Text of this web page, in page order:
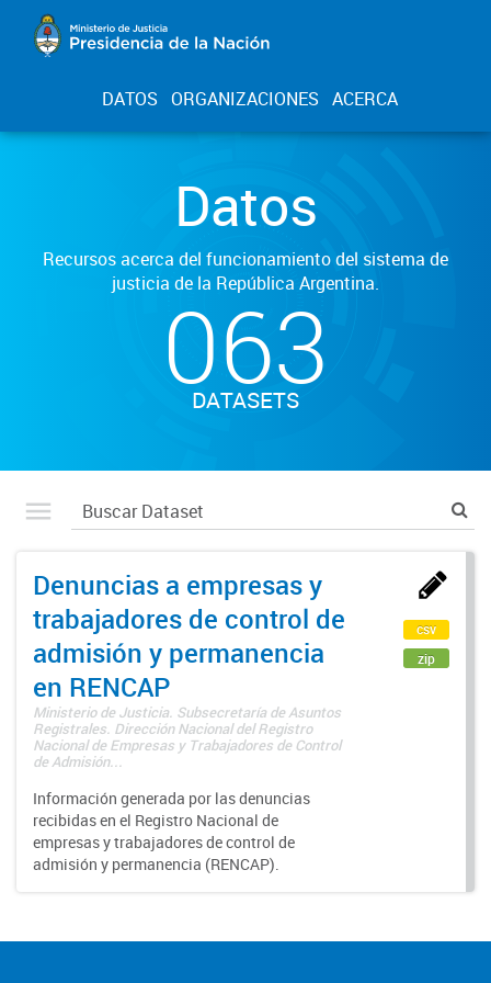
DATOS ORGANIZACIONES ACERCA
Datos
Recursos acerca del funcionamiento del sistema de
justicia de la República Argentina.
063
DATASETS
Denuncias a empresas y
trabajadores de control de
admisión y permanencia
en RENCAP
Ministerio de Justicia. Subsecretaría de Asuntos
Registrales. Dirección Nacional del Registro
Nacional de Empresas y Trabajadores de Control
de Admisión...
Información generada por las denuncias
recibidas en el Registro Nacional de
empresas y trabajadores de control de
admisión y permanencia (RENCAP).
csv
zip